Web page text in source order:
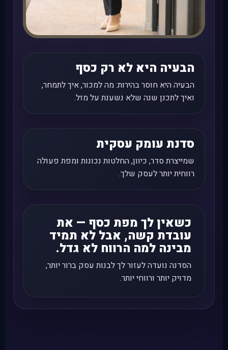
הבעיה היא לא רק כסף
הבעיה היא חוסר בהירות: מה למכור, איך לתמחר,
ואיך לתכנן שנה שלא נשענת על מזל.
סדנת עומק עסקית
שמייצרת סדר, כיוון, החלטות נכונות ומפת פעולה
רווחית יותר לעסק שלך.
כשאין לך מפת כסף — את
עובדת קשה, אבל לא תמיד
מבינה למה הרווח לא גדל.
הסדנה נועדה לעזור לך לבנות עסק ברור יותר,
מדויק יותר ורווחי יותר.